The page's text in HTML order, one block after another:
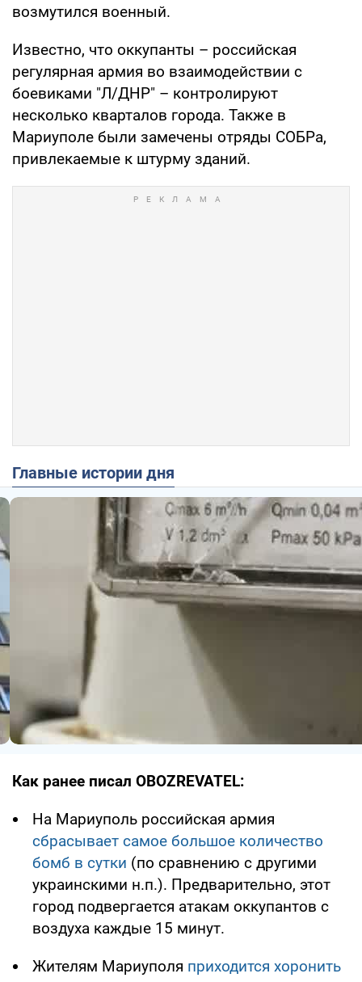
возмутился военный.
Известно, что оккупанты – российская
регулярная армия во взаимодействии с
боевиками "Л/ДНР" – контролируют
несколько кварталов города. Также в
Мариуполе были замечены отряды СОБРа,
привлекаемые к штурму зданий.
Главные истории дня
Как ранее писал OBOZREVATEL:
На Мариуполь российская армия
сбрасывает самое большое количество
бомб в сутки (по сравнению с другими
украинскими н.п.). Предварительно, этот
город подвергается атакам оккупантов с
воздуха каждые 15 минут.
Жителям Мариуполя приходится хоронить